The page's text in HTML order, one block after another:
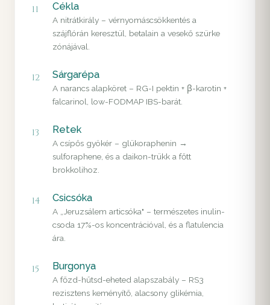
11 Cékla
A nitrátkirály – vérnyomáscsökkentés a
szájflórán keresztül, betalain a vesekő szürke
zónájával.
12 Sárgarépa
A narancs alapköret – RG-I pektin + β-karotin +
falcarinol, low-FODMAP IBS-barát.
13 Retek
A csípős gyökér – glükoraphenin →
sulforaphene, és a daikon-trükk a főtt
brokkolihoz.
14 Csicsóka
A „Jeruzsálem articsóka" – természetes inulin-
csoda 17%-os koncentrációval, és a flatulencia
ára.
15 Burgonya
A főzd-hűtsd-eheted alapszabály – RS3
rezisztens keményítő, alacsony glikémia,